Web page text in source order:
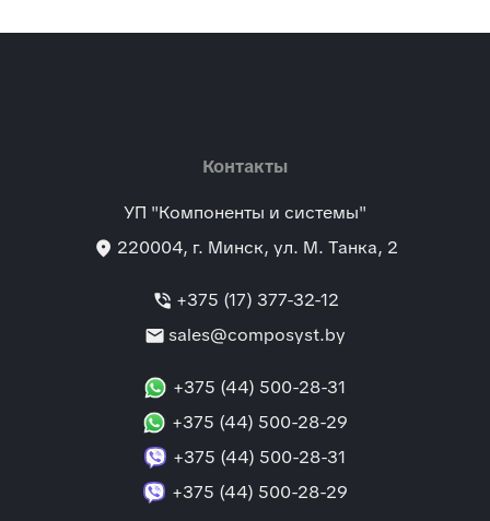
Контакты
УП "Компоненты и системы"
location_on 220004, г. Минск, ул. М. Танка, 2
phone_in_talk +375 (17) 377-32-12
mail sales@composyst.by
+375 (44) 500-28-31
+375 (44) 500-28-29
+375 (44) 500-28-31
+375 (44) 500-28-29